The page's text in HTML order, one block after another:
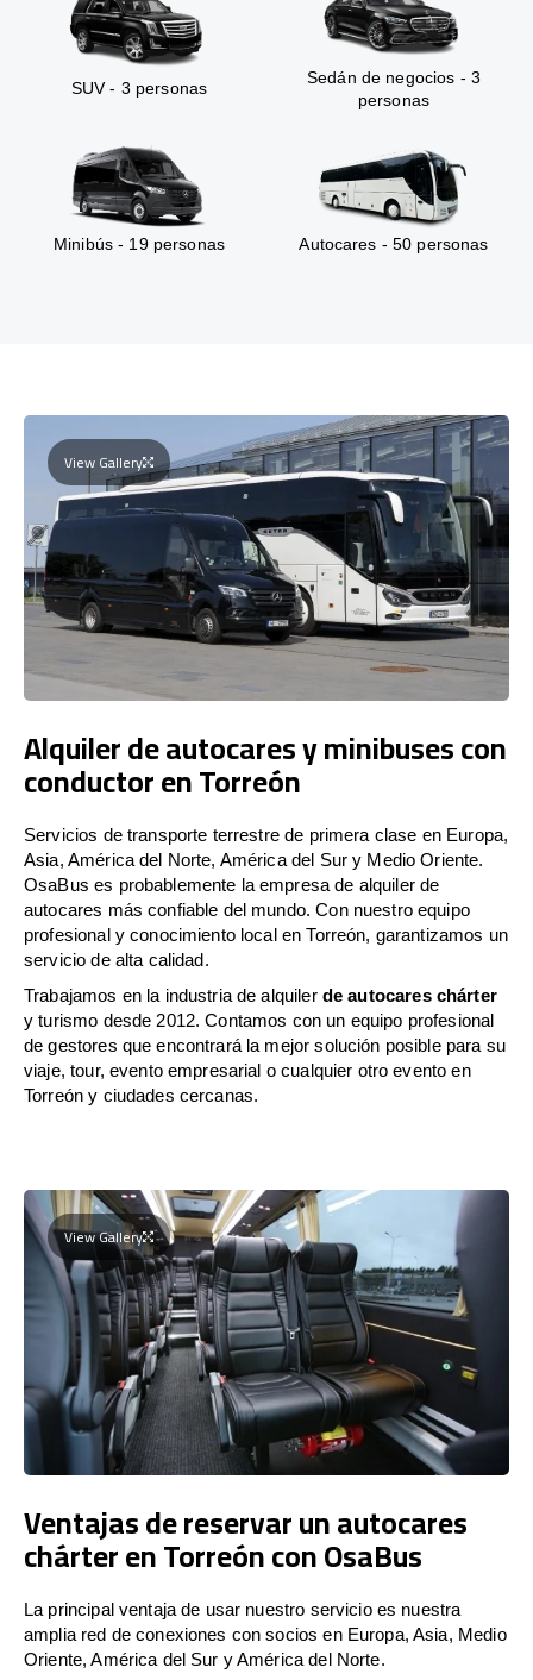
SUV - 3 personas
Sedán de negocios - 3
personas
Minibús - 19 personas Autocares - 50 personas
View Gallery
Alquiler de autocares y minibuses con
conductor en Torreón
Servicios de transporte terrestre de primera clase en Europa,
Asia, América del Norte, América del Sur y Medio Oriente.
OsaBus es probablemente la empresa de alquiler de
autocares más confiable del mundo. Con nuestro equipo
profesional y conocimiento local en Torreón, garantizamos un
servicio de alta calidad.
Trabajamos en la industria de alquiler de autocares chárter
y turismo desde 2012. Contamos con un equipo profesional
de gestores que encontrará la mejor solución posible para su
viaje, tour, evento empresarial o cualquier otro evento en
Torreón y ciudades cercanas.
View Gallery
Ventajas de reservar un autocares
chárter en Torreón con OsaBus
La principal ventaja de usar nuestro servicio es nuestra
amplia red de conexiones con socios en Europa, Asia, Medio
Oriente, América del Sur y América del Norte.